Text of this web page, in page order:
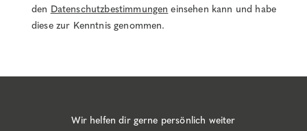
den Datenschutzbestimmungen einsehen kann und habe
diese zur Kenntnis genommen.
Wir helfen dir gerne persönlich weiter